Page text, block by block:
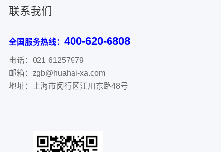
联系我们
全国服务热线： 400-620-6808
电话：021-61257979
邮箱：zgb@huahai-xa.com
地址：上海市闵行区江川东路48号